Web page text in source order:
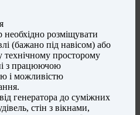
необхідно розміщувати
(бажано під навісом) або
технічному просторому
з працюючою
і можливістю
генератора до суміжних
стін з вікнами,